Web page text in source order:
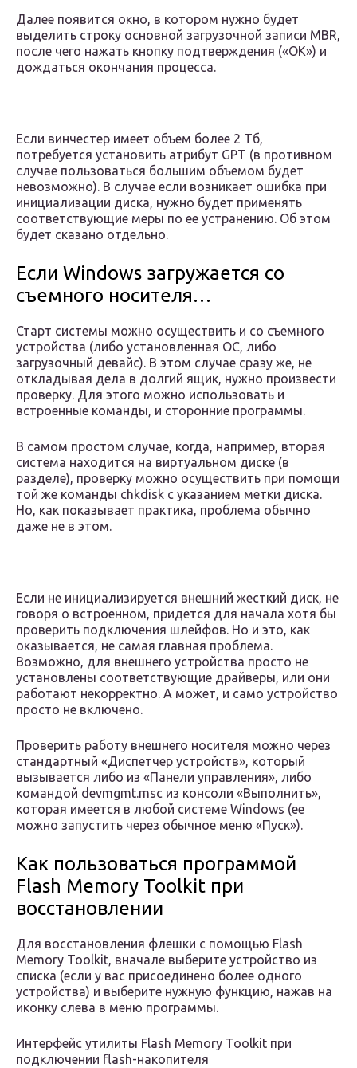
Далее появится окно, в котором нужно будет
выделить строку основной загрузочной записи MBR,
после чего нажать кнопку подтверждения («OK») и
дождаться окончания процесса.
Если винчестер имеет объем более 2 Тб,
потребуется установить атрибут GPT (в противном
случае пользоваться большим объемом будет
невозможно). В случае если возникает ошибка при
инициализации диска, нужно будет применять
соответствующие меры по ее устранению. Об этом
будет сказано отдельно.
Если Windows загружается со
съемного носителя…
Старт системы можно осуществить и со съемного
устройства (либо установленная ОС, либо
загрузочный девайс). В этом случае сразу же, не
откладывая дела в долгий ящик, нужно произвести
проверку. Для этого можно использовать и
встроенные команды, и сторонние программы.
В самом простом случае, когда, например, вторая
система находится на виртуальном диске (в
разделе), проверку можно осуществить при помощи
той же команды chkdisk с указанием метки диска.
Но, как показывает практика, проблема обычно
даже не в этом.
Если не инициализируется внешний жесткий диск, не
говоря о встроенном, придется для начала хотя бы
проверить подключения шлейфов. Но и это, как
оказывается, не самая главная проблема.
Возможно, для внешнего устройства просто не
установлены соответствующие драйверы, или они
работают некорректно. А может, и само устройство
просто не включено.
Проверить работу внешнего носителя можно через
стандартный «Диспетчер устройств», который
вызывается либо из «Панели управления», либо
командой devmgmt.msc из консоли «Выполнить»,
которая имеется в любой системе Windows (ее
можно запустить через обычное меню «Пуск»).
Как пользоваться программой
Flash Memory Toolkit при
восстановлении
Для восстановления флешки с помощью Flash
Memory Toolkit, вначале выберите устройство из
списка (если у вас присоединено более одного
устройства) и выберите нужную функцию, нажав на
иконку слева в меню программы.
Интерфейс утилиты Flash Memory Toolkit при
подключении flash-накопителя